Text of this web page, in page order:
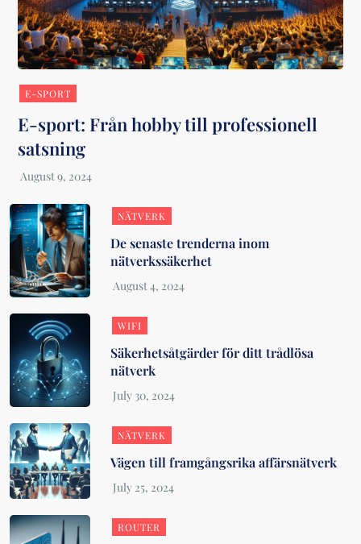
E-SPORT
E-sport: Från hobby till professionell
satsning
NÄTVERK
De senaste trenderna inom
nätverkssäkerhet
WIFI
Säkerhetsåtgärder för ditt trådlösa
nätverk
NÄTVERK
Vägen till framgångsrika affärsnätverk
ROUTER